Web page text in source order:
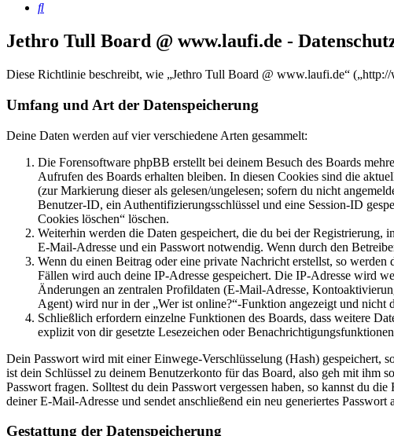
Suche
Jethro Tull Board @ www.laufi.de -
Diese Richtlinie beschreibt, wie „Jethro Tull Board @ www.laufi.de“
Umfang und Art der Datenspeicherung
Deine Daten werden auf vier verschiedene Arten gesammelt:
Die Forensoftware phpBB erstellt bei deinem Besuch des Boards
Aufrufen des Boards erhalten bleiben. In diesen Cookies sind die
(zur Markierung dieser als gelesen/ungelesen; sofern du nicht
Benutzer-ID, ein Authentifizierungsschlüssel und eine Session-ID
Cookies löschen“ löschen.
Weiterhin werden die Daten gespeichert, die du bei der Registrierung,
E-Mail-Adresse und ein Passwort notwendig. Wenn durch den
Wenn du einen Beitrag oder eine private Nachricht erstellst, so
Fällen wird auch deine IP-Adresse gespeichert. Die IP-Adresse wird
Änderungen an zentralen Profildaten (E-Mail-Adresse,
Agent) wird nur in der „Wer ist online?“-Funktion angezeigt und nicht
Schließlich erfordern einzelne Funktionen des Boards, dass weitere
explizit von dir gesetzte Lesezeichen oder
Dein Passwort wird mit einer Einwege-Verschlüsselung (Hash) gespeichert,
ist dein Schlüssel zu deinem Benutzerkonto für das Board, also geh mit ihm
Passwort fragen. Solltest du dein Passwort vergessen haben, so kannst du
deiner E-Mail-Adresse und sendet anschließend ein neu generiertes
Gestattung der Datenspeicherung